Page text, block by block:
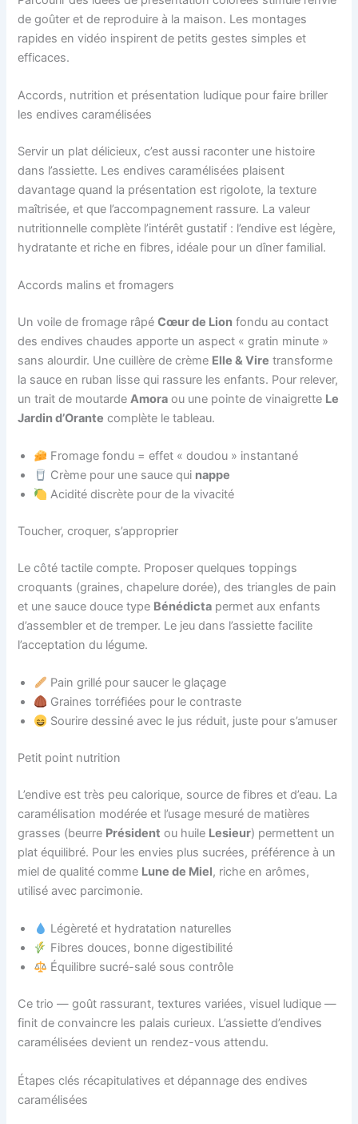
de goûter et de reproduire à la maison. Les montages
rapides en vidéo inspirent de petits gestes simples et
efficaces.
Accords, nutrition et présentation ludique pour faire briller
les endives caramélisées
Servir un plat délicieux, c’est aussi raconter une histoire
dans l’assiette. Les endives caramélisées plaisent
davantage quand la présentation est rigolote, la texture
maîtrisée, et que l’accompagnement rassure. La valeur
nutritionnelle complète l’intérêt gustatif : l’endive est légère,
hydratante et riche en fibres, idéale pour un dîner familial.
Accords malins et fromagers
Un voile de fromage râpéCœur de Lion fondu au contact
des endives chaudes apporte un aspect « gratin minute »
sans alourdir. Une cuillère de crème Elle & Vire transforme
la sauce en ruban lisse qui rassure les enfants. Pour relever,
un trait de moutardeAmora ou une pointe de vinaigrette Le
Jardin d’Orante complète le tableau.
Fromage fondu = effet « doudou » instantané
Crème pour une sauce qui nappe
Acidité discrète pour de la vivacité
Toucher, croquer, s’approprier
Le côté tactile compte. Proposer quelques toppings
croquants (graines, chapelure dorée), des triangles de pain
et une sauce douce type Bénédicta permet aux enfants
d’assembler et de tremper. Le jeu dans l’assiette facilite
l’acceptation du légume.
Pain grillé pour saucer le glaçage
Graines torréfiées pour le contraste
Sourire dessiné avec le jus réduit, juste pour s’amuser
Petit point nutrition
L’endive est très peu calorique, source de fibres et d’eau. La
caramélisation modérée et l’usage mesuré de matières
grasses (beurre Président ou huile Lesieur) permettent un
plat équilibré. Pour les envies plus sucrées, préférence à un
miel de qualité comme Lune de Miel, riche en arômes,
utilisé avec parcimonie.
Légèreté et hydratation naturelles
Fibres douces, bonne digestibilité
Équilibre sucré-salé sous contrôle
Ce trio — goût rassurant, textures variées, visuel ludique —
finit de convaincre les palais curieux. L’assiette d’endives
caramélisées devient un rendez-vous attendu.
Étapes clés récapitulatives et dépannage des endives
caramélisées